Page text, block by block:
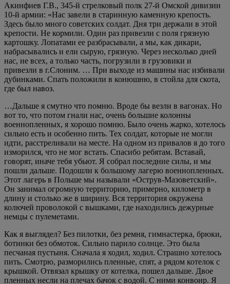
Акинфиев Г.В., 345-й стрелковый полк 27-й Омской дивизии
10-й армии: «Нас завели в старинную каменную крепость.
Здесь было много советских солдат. Дня три держали в этой
крепости. Не кормили. Один раз привезли с поля грязную
картошку. Лопатами ее разбрасывали, а мы, как дикари,
набрасывались и ели сырую, грязную. Через несколько дней
нас, не всех, а только часть, погрузили в грузовики и
привезли в г.Слоним. … При выходе из машины нас избивали
дубинками. Спать положили в конюшню, в стойла для скота,
где был навоз.
…Дальше я смутно что помню. Вроде бы везли в вагонах. Но
вот то, что потом гнали нас, очень большие колонны
военнопленных, я хорошо помню. Было очень жарко, хотелось
сильно есть и особенно пить. Тех солдат, которые не могли
идти, расстреливали на месте. На одном из привалов я до того
изморился, что не мог встать. Спасибо ребятам. Вставай,
говорят, иначе тебя убьют. Я собрал последние силы, и мы
пошли дальше. Подошли к большому лагерю военнопленных.
Этот лагерь в Польше мы называли «Острув-Мазоветский».
Он занимал огромную территорию, примерно, километр в
длину и столько же в ширину. Вся территория окружена
колючей проволокой с вышками, где находились дежурные
немцы с пулеметами.
Как я выглядел? Без пилотки, без ремня, гимнастерка, брюки,
ботинки без обмоток. Сильно парило солнце. Это была
песчаная пустыня. Сначала я ходил, ходил. Страшно хотелось
пить. Смотрю, разморились пленные, спят, а рядом котелок с
крышкой. Отвязал крышку от котелка, пошел дальше. Двое
пленных несли на плечах бачок с водой. С ними конвоир. Я